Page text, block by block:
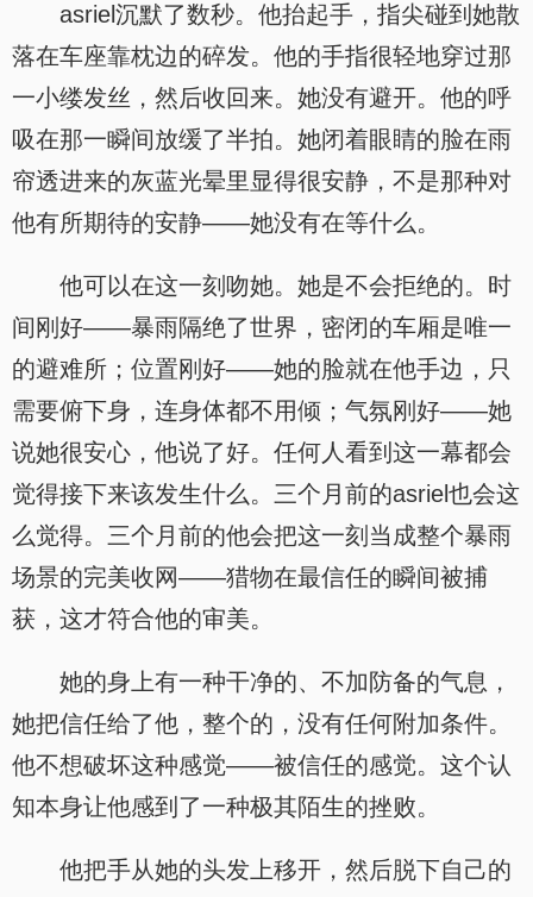
asriel沉默了数秒。他抬起手，指尖碰到她散
落在车座靠枕边的碎发。他的手指很轻地穿过那
一小缕发丝，然后收回来。她没有避开。他的呼
吸在那一瞬间放缓了半拍。她闭着眼睛的脸在雨
帘透进来的灰蓝光晕里显得很安静，不是那种对
他有所期待的安静——她没有在等什么。
他可以在这一刻吻她。她是不会拒绝的。时
间刚好——暴雨隔绝了世界，密闭的车厢是唯一
的避难所；位置刚好——她的脸就在他手边，只
需要俯下身，连身体都不用倾；气氛刚好——她
说她很安心，他说了好。任何人看到这一幕都会
觉得接下来该发生什么。三个月前的asriel也会这
么觉得。三个月前的他会把这一刻当成整个暴雨
场景的完美收网——猎物在最信任的瞬间被捕
获，这才符合他的审美。
她的身上有一种干净的、不加防备的气息，
她把信任给了他，整个的，没有任何附加条件。
他不想破坏这种感觉——被信任的感觉。这个认
知本身让他感到了一种极其陌生的挫败。
他把手从她的头发上移开，然后脱下自己的